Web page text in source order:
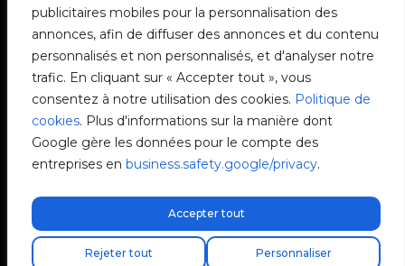
publicitaires mobiles pour la personnalisation des
annonces, afin de diffuser des annonces et du contenu
personnalisés et non personnalisés, et d'analyser notre
trafic. En cliquant sur « Accepter tout », vous
consentez à notre utilisation des cookies. Politique de
cookies. Plus d'informations sur la manière dont
Google gère les données pour le compte des
entreprises en business.safety.google/privacy.
Personnaliser
Rejeter tout
Accepter tout
e-Chargers
V2C Cloud
V2C Payments
Blog
Livraison express gratuite !
Trouvez votre installateur
V2C © 2026 All rights reserved.